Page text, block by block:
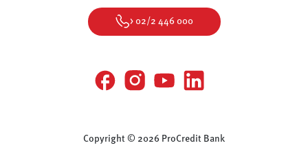
> 02/2 446 000
Copyright © 2026 ProCredit Bank